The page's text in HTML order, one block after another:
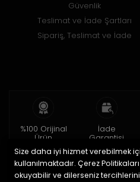
Güvenlik
Teslimat ve İade Şartları
Sipariş, Teslimat ve İade
%100 Orijinal
Ürün
2 yıl garanti
İade
Garantisi
15 gün içinde
iade
Size daha iyi hizmet verebilmek
kullanılmaktadır. Çerez
okuyabilir ve dilerseniz